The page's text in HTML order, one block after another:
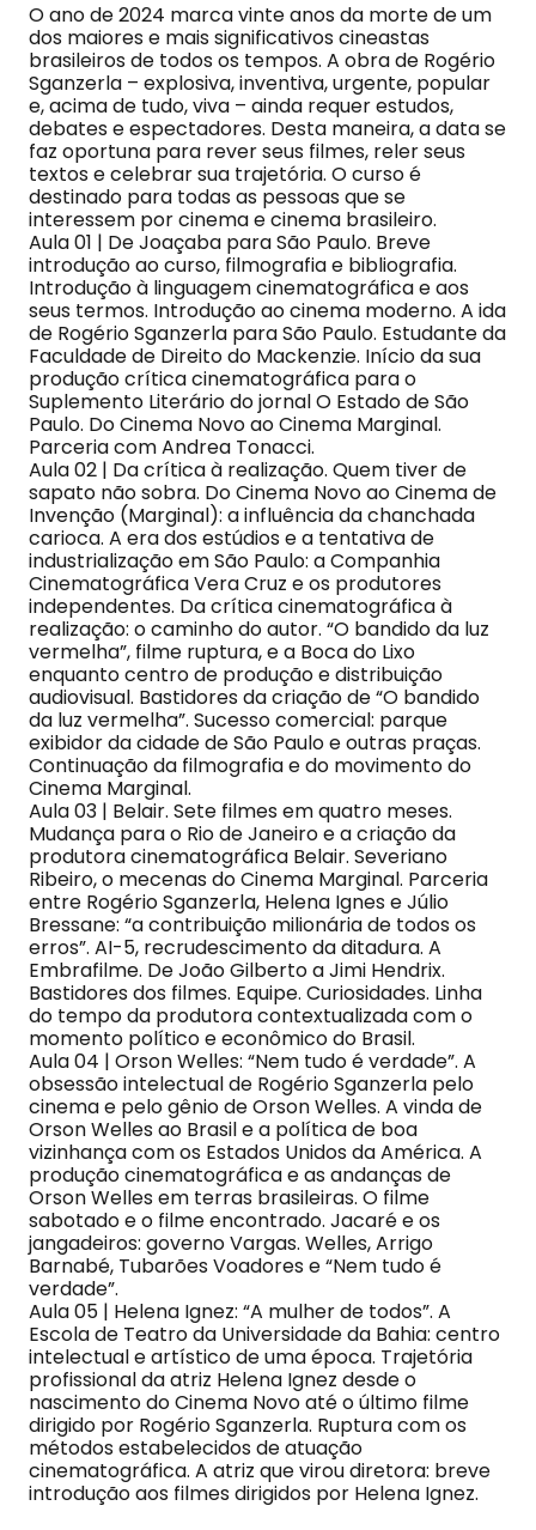
O ano de 2024 marca vinte anos da morte de um
dos maiores e mais significativos cineastas
brasileiros de todos os tempos. A obra de Rogério
Sganzerla – explosiva, inventiva, urgente, popular
e, acima de tudo, viva – ainda requer estudos,
debates e espectadores. Desta maneira, a data se
faz oportuna para rever seus filmes, reler seus
textos e celebrar sua trajetória. O curso é
destinado para todas as pessoas que se
interessem por cinema e cinema brasileiro.
Aula 01 | De Joaçaba para São Paulo. Breve
introdução ao curso, filmografia e bibliografia.
Introdução à linguagem cinematográfica e aos
seus termos. Introdução ao cinema moderno. A ida
de Rogério Sganzerla para São Paulo. Estudante da
Faculdade de Direito do Mackenzie. Início da sua
produção crítica cinematográfica para o
Suplemento Literário do jornal O Estado de São
Paulo. Do Cinema Novo ao Cinema Marginal.
Parceria com Andrea Tonacci.
Aula 02 | Da crítica à realização. Quem tiver de
sapato não sobra. Do Cinema Novo ao Cinema de
Invenção (Marginal): a influência da chanchada
carioca. A era dos estúdios e a tentativa de
industrialização em São Paulo: a Companhia
Cinematográfica Vera Cruz e os produtores
independentes. Da crítica cinematográfica à
realização: o caminho do autor. “O bandido da luz
vermelha”, filme ruptura, e a Boca do Lixo
enquanto centro de produção e distribuição
audiovisual. Bastidores da criação de “O bandido
da luz vermelha”. Sucesso comercial: parque
exibidor da cidade de São Paulo e outras praças.
Continuação da filmografia e do movimento do
Cinema Marginal.
Aula 03 | Belair. Sete filmes em quatro meses.
Mudança para o Rio de Janeiro e a criação da
produtora cinematográfica Belair. Severiano
Ribeiro, o mecenas do Cinema Marginal. Parceria
entre Rogério Sganzerla, Helena Ignes e Júlio
Bressane: “a contribuição milionária de todos os
erros”. AI-5, recrudescimento da ditadura. A
Embrafilme. De João Gilberto a Jimi Hendrix.
Bastidores dos filmes. Equipe. Curiosidades. Linha
do tempo da produtora contextualizada com o
momento político e econômico do Brasil.
Aula 04 | Orson Welles: “Nem tudo é verdade”. A
obsessão intelectual de Rogério Sganzerla pelo
cinema e pelo gênio de Orson Welles. A vinda de
Orson Welles ao Brasil e a política de boa
vizinhança com os Estados Unidos da América. A
produção cinematográfica e as andanças de
Orson Welles em terras brasileiras. O filme
sabotado e o filme encontrado. Jacaré e os
jangadeiros: governo Vargas. Welles, Arrigo
Barnabé, Tubarões Voadores e “Nem tudo é
verdade”.
Aula 05 | Helena Ignez: “A mulher de todos”. A
Escola de Teatro da Universidade da Bahia: centro
intelectual e artístico de uma época. Trajetória
profissional da atriz Helena Ignez desde o
nascimento do Cinema Novo até o último filme
dirigido por Rogério Sganzerla. Ruptura com os
métodos estabelecidos de atuação
cinematográfica. A atriz que virou diretora: breve
introdução aos filmes dirigidos por Helena Ignez.